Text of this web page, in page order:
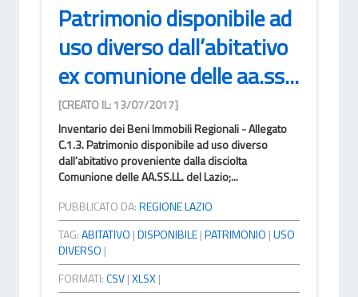
Patrimonio disponibile ad
uso diverso dall’abitativo
ex comunione delle aa.ss...
[CREATO IL: 13/07/2017]
Inventario dei Beni Immobili Regionali - Allegato
C.1.3. Patrimonio disponibile ad uso diverso
dall’abitativo proveniente dalla disciolta
Comunione delle AA.SS.LL. del Lazio;...
PUBBLICATO DA:REGIONE LAZIO
TAG:ABITATIVO |DISPONIBILE|PATRIMONIO |USO
DIVERSO |
FORMATI:CSV|XLSX|